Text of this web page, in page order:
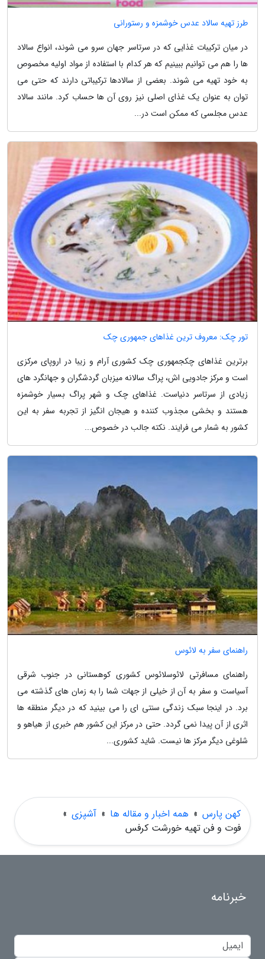
طرز تهیه سالاد عدس خوشمزه و رستورانی
در میان ترکیبات غذایی که در سرتاسر جهان سرو می شوند، انواع سالاد
ها را هم می توانیم ببینیم که هر کدام با استفاده از مواد اولیه مخصوص
به خود تهیه می شوند. بعضی از سالادها ترکیباتی دارند که حتی می
توان به عنوان یک غذای اصلی نیز روی آن­ ها حساب کرد. مانند سالاد
عدس مجلسی که ممکن است در...
تور چک: معروف ترین غذاهای جمهوری چک
برترین غذاهای چکجمهوری چک کشوری آرام و زیبا در اروپای مرکزی
است و مرکز جادویی اش، پراگ سالانه میزبان گردشگران و جهانگرد های
زیادی از سرتاسر دنیاست. غذاهای چک و شهر پراگ بسیار خوشمزه
هستند و بخشی مجذوب کننده و هیجان انگیز از تجربه سفر به این
کشور به شمار می فرایند. نکته جالب در خصوص...
راهنمای سفر به لائوس
راهنمای مسافرتی لائوسلائوس کشوری کوهستانی در جنوب شرقی
آسیاست و سفر به آن از خیلی از جهات شما را به زمان های گذشته می
برد. در اینجا سبک زندگی سنتی ای را می بینید که در دیگر منطقه ها
اثری از آن پیدا نمی گردد. حتی در مرکز این کشور هم خبری از هیاهو و
شلوغی دیگر مرکز ها نیست. شاید کشوری...
کهن پارس » همه اخبار و مقاله ها » آشپزی »
فوت و فن تهیه خورشت کرفس
خبرنامه